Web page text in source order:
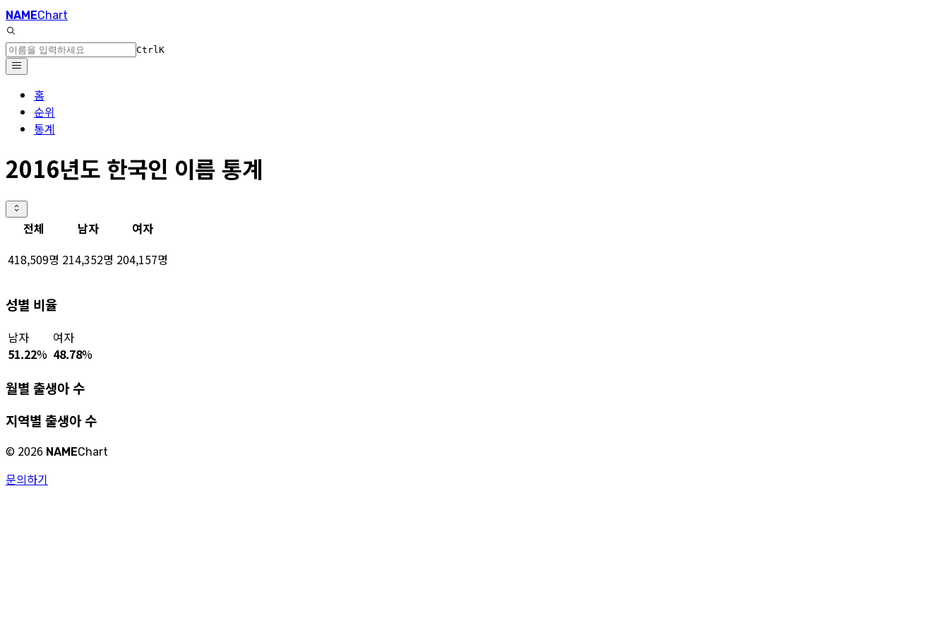
NAMEChart
CtrlK
홈
순위
통계
2016년도 한국인 이름 통계
전체 남자
여자
418,509명 214,352명 204,157명
성별 비율
남자
51.22%
여자
48.78%
월별 출생아 수
지역별 출생아 수
© 2026 NAMEChart
문의하기